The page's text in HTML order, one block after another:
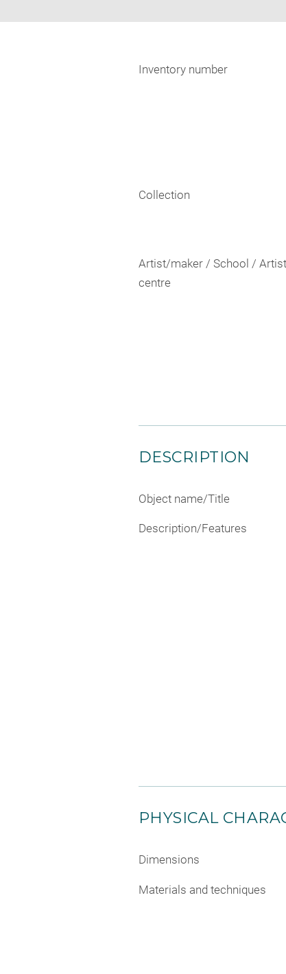
Inventory number
Collection
Artist/maker / School /
centre
DESCRIPTION
Object name/Title
Description/Features
PHYSICAL
Dimensions
Materials and techniques